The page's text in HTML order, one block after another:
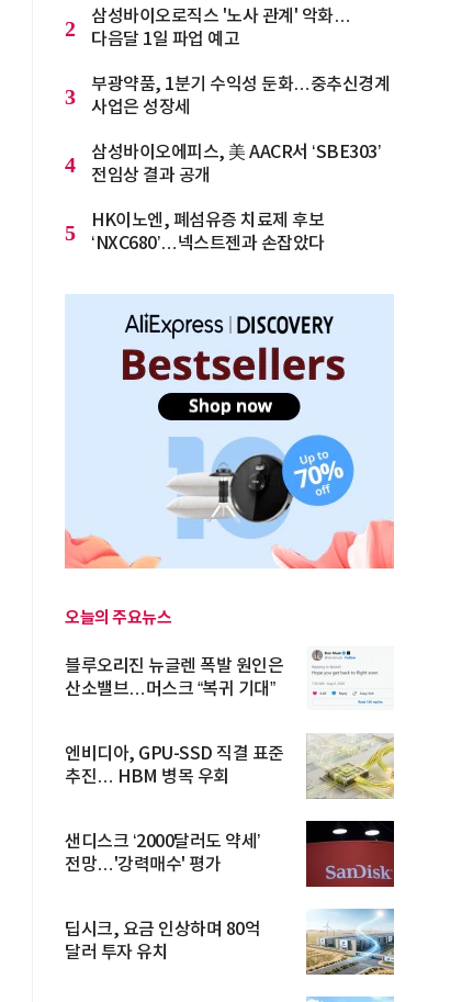
2
삼성바이오로직스 '노사 관계' 악화…
다음달 1일 파업 예고
3
부광약품, 1분기 수익성 둔화…중추신경계
사업은 성장세
4
삼성바이오에피스, 美 AACR서 ‘SBE303’
전임상 결과 공개
5
HK이노엔, 폐섬유증 치료제 후보
‘NXC680’…넥스트젠과 손잡았다
오늘의 주요뉴스
블루오리진 뉴글렌 폭발 원인은
산소밸브…머스크 “복귀 기대”
엔비디아, GPU-SSD 직결 표준
추진… HBM 병목 우회
샌디스크 ‘2000달러도 약세’
전망…'강력매수' 평가
딥시크, 요금 인상하며 80억
달러 투자 유치